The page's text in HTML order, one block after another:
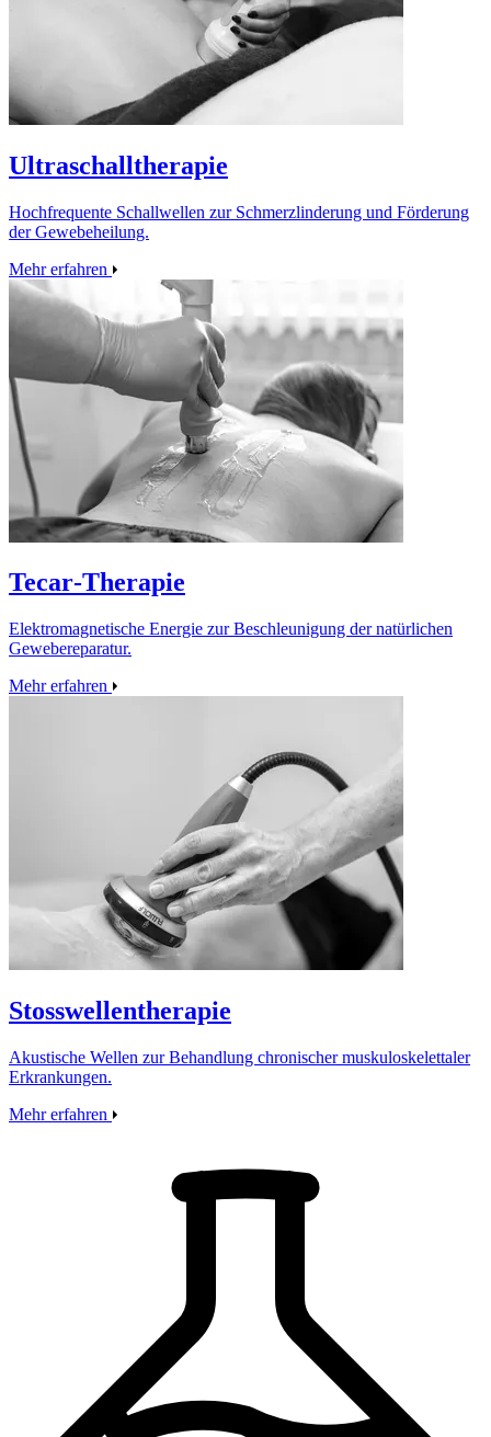
Ultraschalltherapie
Hochfrequente Schallwellen zur Schmerzlinderung und Förderung
der Gewebeheilung.
Mehr erfahren
Tecar‑Therapie
Elektromagnetische Energie zur Beschleunigung der natürlichen
Gewebereparatur.
Mehr erfahren
Stosswellentherapie
Akustische Wellen zur Behandlung chronischer muskuloskelettaler
Erkrankungen.
Mehr erfahren